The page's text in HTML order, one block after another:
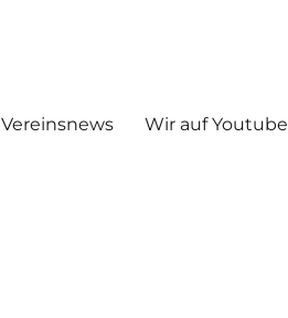
Vereinsnews Wir auf Youtube